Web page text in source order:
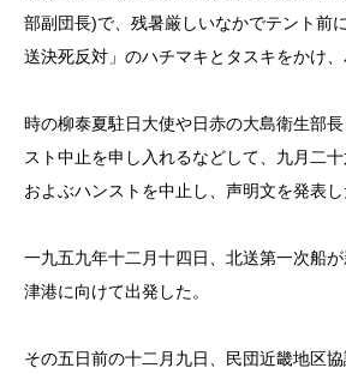
部副団長)で、残暑厳しいなかでテント前
送決死反対」のハチマキとタスキをかけ、
時の柳泰夏駐日大使や日赤の大島衛生部
スト中止を申し入れるなどして、九月二
およぶハンストを中止し、声明文を発表し
一九五九年十二月十四日、北送第一次船
津港に向けて出発した。
その五日前の十二月九日、民団近畿地区